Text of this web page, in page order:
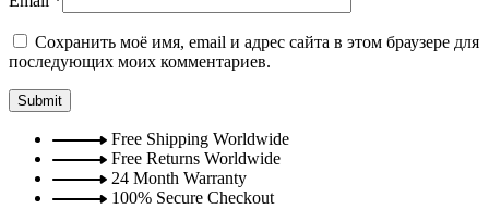
Сохранить моё имя, email и адрес сайта в этом браузере для
последующих моих комментариев.
Free Shipping Worldwide
Free Returns Worldwide
24 Month Warranty
100% Secure Checkout